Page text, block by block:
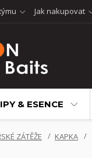
Jak nakupovat
& ESENCE
ZÁTĚŽE KAPKA